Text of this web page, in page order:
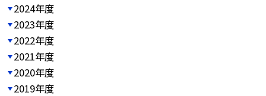
2024年度
2023年度
2022年度
2021年度
2020年度
2019年度